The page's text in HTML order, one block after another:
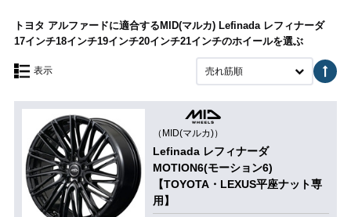
トヨタ アルファードに適合するMID(マルカ) Lefinada レフィナーダ
17インチ18インチ19インチ20インチ21インチのホイールを選ぶ
表示 売れ筋順
（MID(マルカ)）
Lefinada レフィナーダ
MOTION6(モーション6)
【TOYOTA・LEXUS平座ナット専
用】